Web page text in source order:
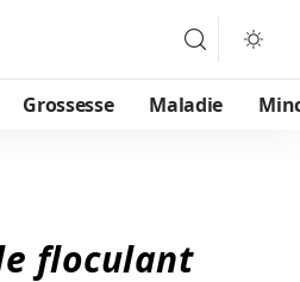
Grossesse Maladie
floculant